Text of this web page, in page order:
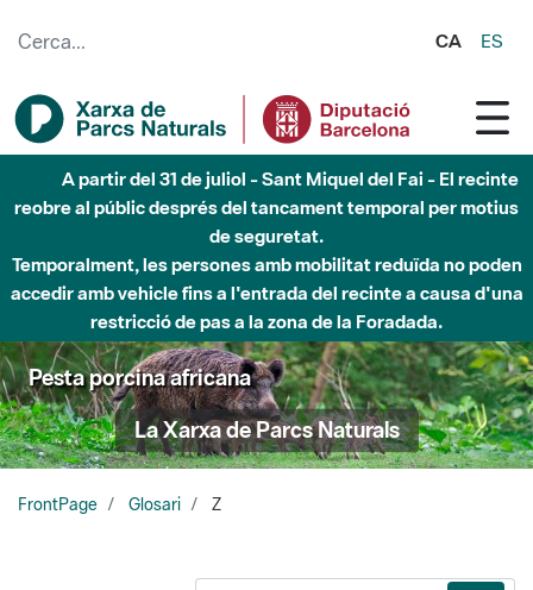
CA ES
A partir del 31 de juliol - Sant Miquel del Fai - El recinte
reobre al públic després del tancament temporal per motius
de seguretat.
Temporalment, les persones amb mobilitat reduïda no poden
accedir amb vehicle fins a l'entrada del recinte a causa d'una
restricció de pas a la zona de la Foradada.
Pesta porcina africana
La Xarxa de Parcs Naturals
FrontPage Glosari Z